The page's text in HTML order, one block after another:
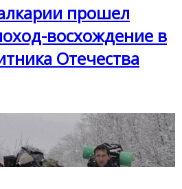
прошел
восхождение в
Отечества